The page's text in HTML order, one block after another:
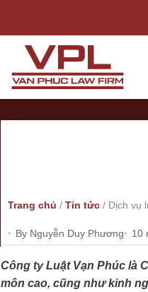
Trang chủ / Tin tức / Dịch vụ
By Nguyễn Duy Phương 10
Công ty Luật Vạn Phúc là
môn cao, cũng như kinh